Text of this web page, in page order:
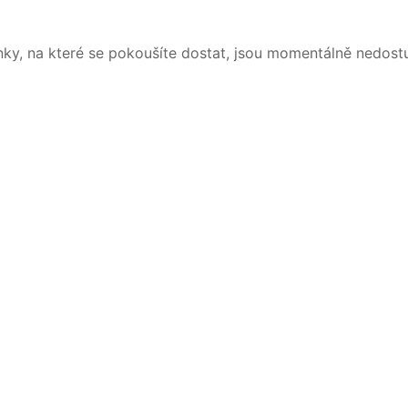
na které se pokoušíte dostat, jsou momentálně